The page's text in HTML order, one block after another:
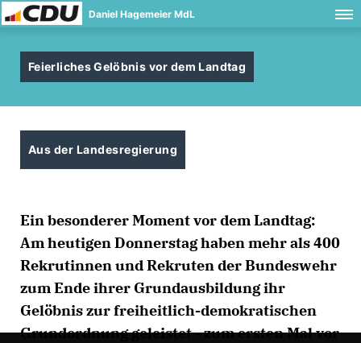
Daniel Hagemeier MdL
Feierliches Gelöbnis vor dem Landtag
Aus der Landesregierung
Ein besonderer Moment vor dem Landtag:
Am heutigen Donnerstag haben mehr als 400
Rekrutinnen und Rekruten der Bundeswehr
zum Ende ihrer Grundausbildung ihr
Gelöbnis zur freiheitlich-demokratischen
Grundordnung geleistet - zum ersten Mal vor